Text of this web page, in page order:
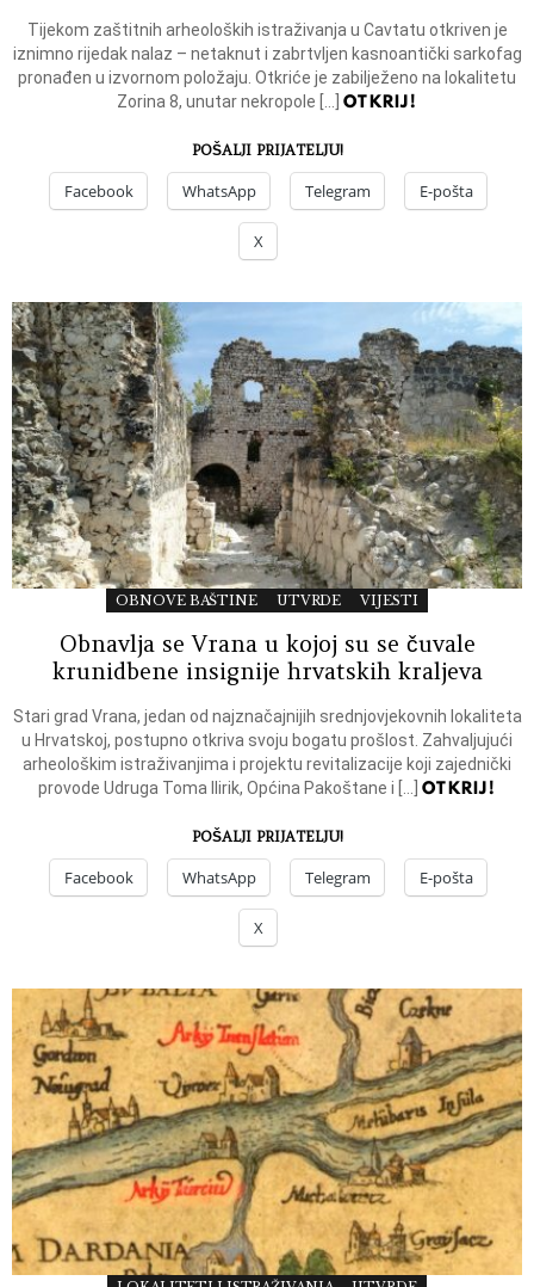
Tijekom zaštitnih arheoloških istraživanja u Cavtatu otkriven je
iznimno rijedak nalaz – netaknut i zabrtvljen kasnoantički sarkofag
pronađen u izvornom položaju. Otkriće je zabilježeno na lokalitetu
Zorina 8, unutar nekropole […] OTKRIJ!
POŠALJI PRIJATELJU!
Facebook WhatsApp Telegram E-pošta
X
OBNOVE BAŠTINE UTVRDE VIJESTI
Obnavlja se Vrana u kojoj su se čuvale
krunidbene insignije hrvatskih kraljeva
Stari grad Vrana, jedan od najznačajnijih srednjovjekovnih lokaliteta
u Hrvatskoj, postupno otkriva svoju bogatu prošlost. Zahvaljujući
arheološkim istraživanjima i projektu revitalizacije koji zajednički
provode Udruga Toma Ilirik, Općina Pakoštane i […] OTKRIJ!
POŠALJI PRIJATELJU!
Facebook WhatsApp Telegram E-pošta
X